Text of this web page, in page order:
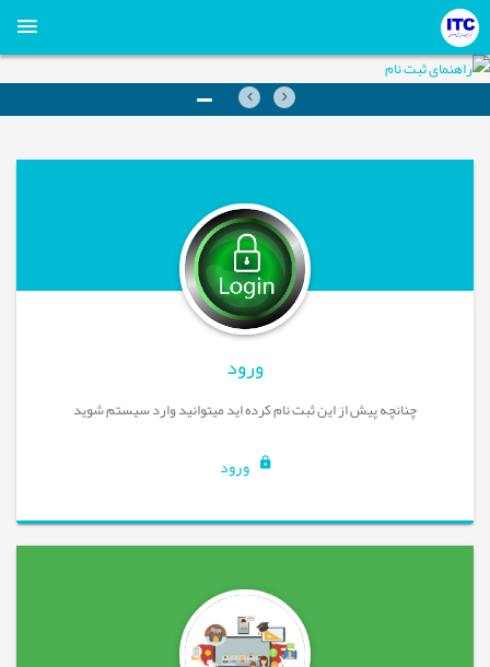
قبلیبعدی
ورود
چنانچه پیش از این ثبت نام کرده اید میتوانید وارد سیستم شوید
ورود